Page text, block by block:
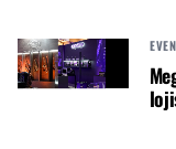
sustain.
OM-320
perfeito tanto
fingerpicking.